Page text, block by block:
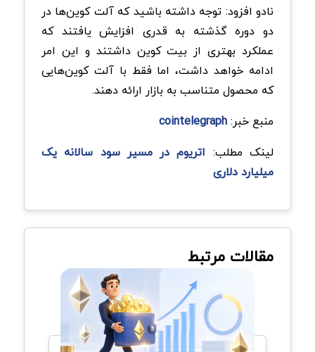
نادو افزود: توجه داشته باشید که آلت کوین‌ها در
دو دوره گذشته به قدری افزایش یافتند که
عملکرد بهتری از بیت کوین داشتند و این امر
ادامه خواهد داشت، اما فقط با آلت کوین‌هایی
که محصول متناسب به بازار ارائه دهند.
منبع خبر:cointelegraph
لینک مطلب: اتریوم در مسیر سود سالانه یک
میلیارد دلاری
مقالات مرتبط